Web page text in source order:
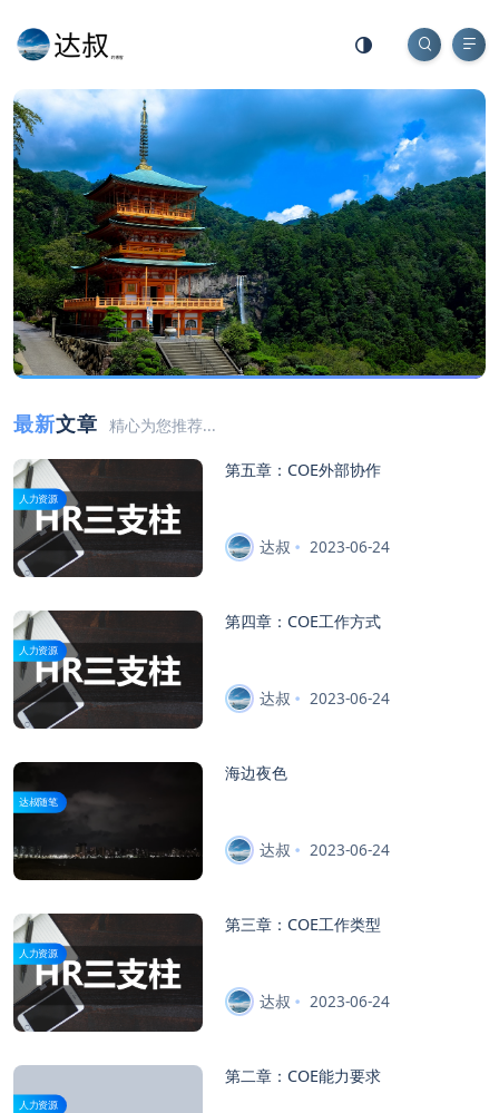
最新文章 精心为您推荐...
人力资源
第五章：COE外部协作
达叔 2023-06-24
人力资源
第四章：COE工作方式
达叔 2023-06-24
达叔随笔
海边夜色
达叔 2023-06-24
人力资源
第三章：COE工作类型
达叔 2023-06-24
人力资源
第二章：COE能力要求